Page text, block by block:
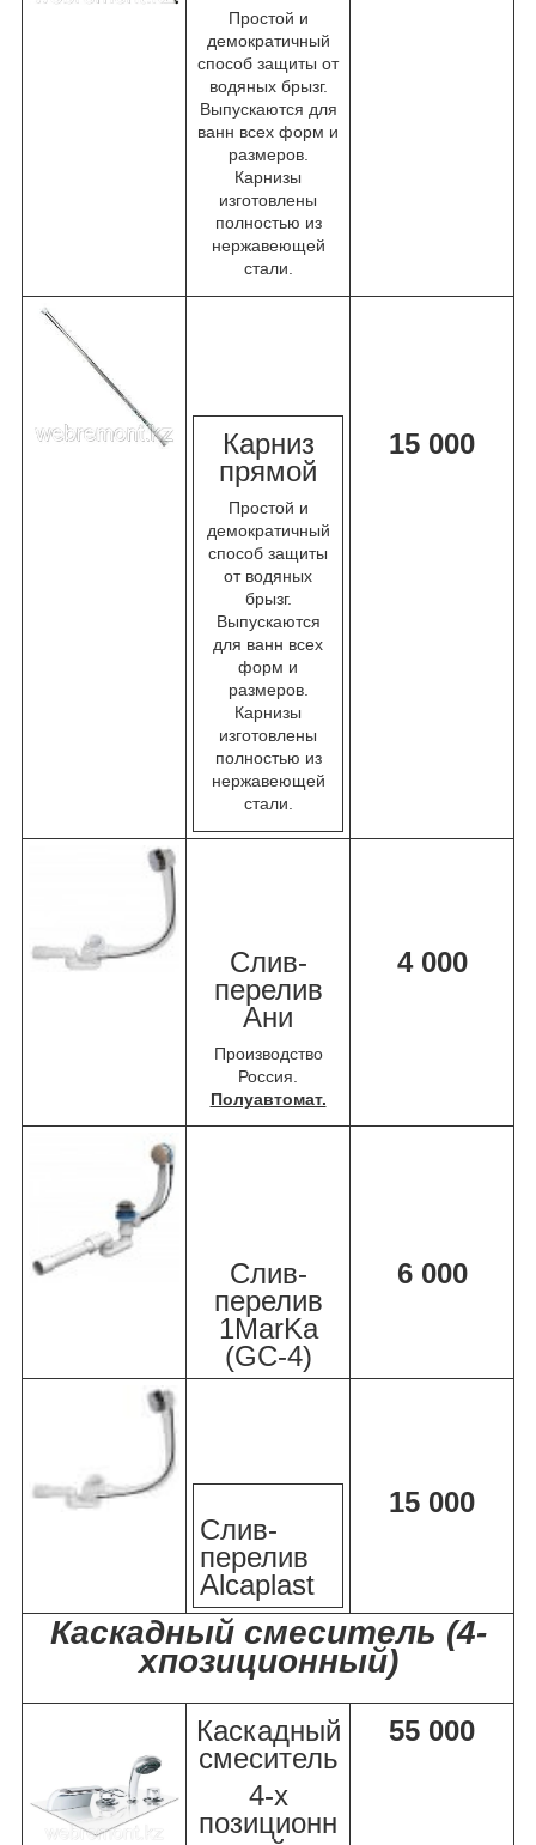
Простой и
демократичный
способ защиты от
водяных брызг.
Выпускаются для
ванн всех форм и
размеров.
Карнизы
изготовлены
полностью из
нержавеющей
стали.
Карниз
прямой
Простой и
демократичный
способ защиты
от водяных
брызг.
Выпускаются
для ванн всех
форм и
размеров.
Карнизы
изготовлены
полностью из
нержавеющей
стали.
15 000
Слив-
перелив
Ани
Производство
Россия.
Полуавтомат.
4 000
Слив-
перелив
1MarKa
(GC-4)
6 000
Слив-
перелив
Alcaplast
15 000
Каскадный смеситель (4-
хпозиционный)
Каскадный
смеситель
4-х
позиционн
55 000